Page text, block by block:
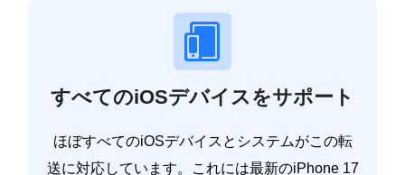
すべてのiOSデバイスをサポート
ほぼすべてのiOSデバイスとシステムがこの転
送に対応しています。これには最新のiPhone 17